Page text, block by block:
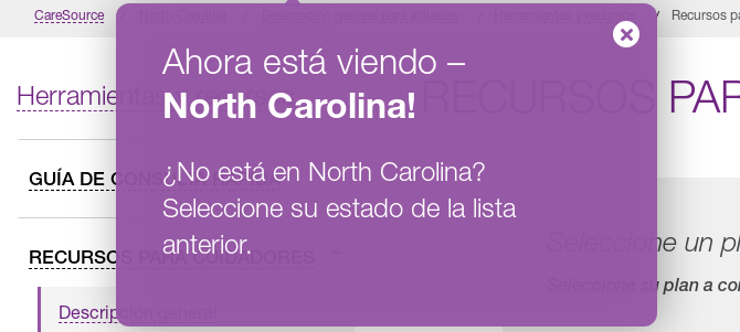
Ahora está viendo –
North Carolina!
¿No está en North Carolina?
Seleccione su estado de la lista
anterior.
CareSource Recursos
Herramientas y recursos
GUÍA DE CONSULTA RÁPIDA
RECURSOS PARA CUIDADORES
Descripción general
RECURSOS
Seleccione un
Seleccione su plan a